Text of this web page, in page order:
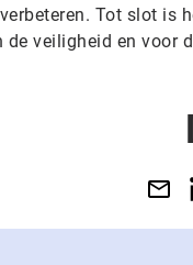
Tot slot is
veiligheid en voor